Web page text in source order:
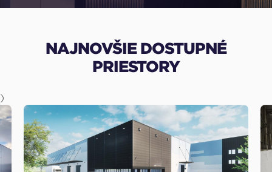
NAJNOVŠIE DOSTUPNÉ
PRIESTORY
)